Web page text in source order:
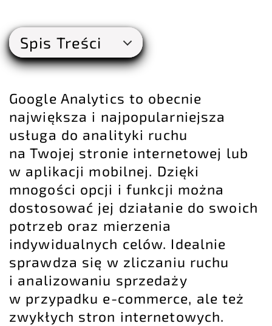
Spis Treści
Google Analytics to obecnie
największa i najpopularniejsza
usługa do analityki ruchu
na Twojej stronie internetowej lub
w aplikacji mobilnej. Dzięki
mnogości opcji i funkcji można
dostosować jej działanie do swoich
potrzeb oraz mierzenia
indywidualnych celów. Idealnie
sprawdza się w zliczaniu ruchu
i analizowaniu sprzedaży
w przypadku e-commerce, ale też
zwykłych stron internetowych.